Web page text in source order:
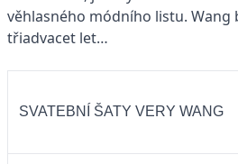
věhlasného módního listu. Wang
třiadvacet let…
SVATEBNÍ ŠATY VERY WANG